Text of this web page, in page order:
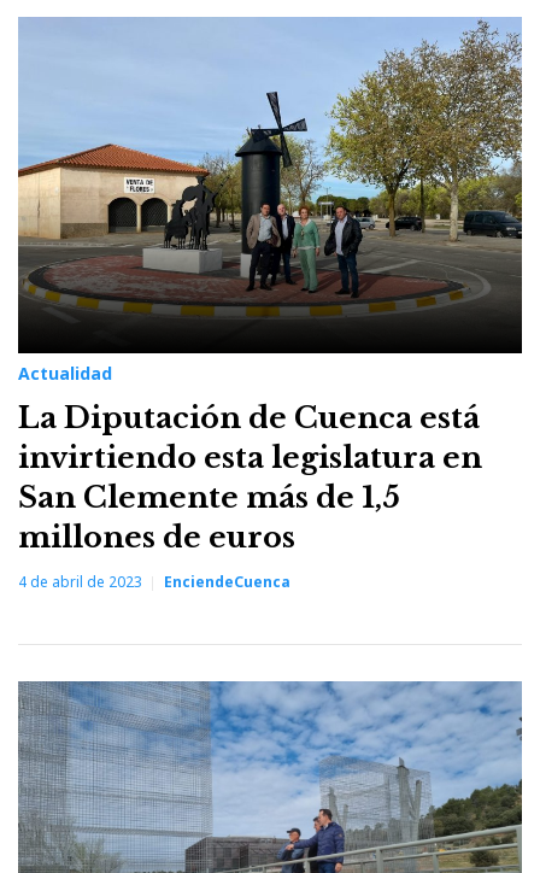
Actualidad
La Diputación de Cuenca está
invirtiendo esta legislatura en
San Clemente más de 1,5
millones de euros
4 de abril de 2023 EnciendeCuenca